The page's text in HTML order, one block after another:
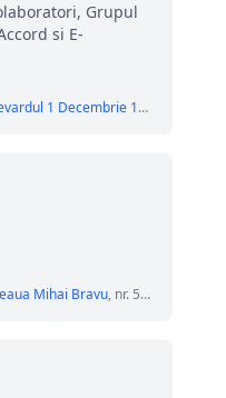
Grupul
si E-
1 Decembrie 1918
Mihai Bravu, nr. 564